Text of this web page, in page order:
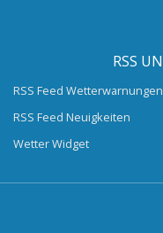
RSS
RSS Feed Wetterwarnungen
RSS Feed Neuigkeiten
Wetter Widget